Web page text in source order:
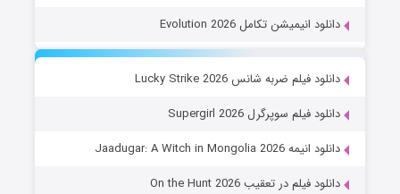
دانلود انیمیشن تکامل Evolution 2026
دانلود فیلم ضربه شانس Lucky Strike 2026
دانلود فیلم سوپرگرل Supergirl 2026
دانلود انیمه Jaadugar: A Witch in Mongolia 2026
دانلود فیلم در تعقیب On the Hunt 2026